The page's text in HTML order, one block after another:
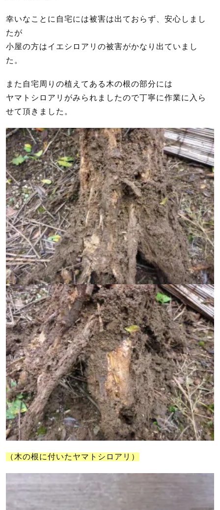
幸いなことに自宅には被害は出ておらず、安心しまし
たが
小屋の方はイエシロアリの被害がかなり出ていまし
た。
また自宅周りの植えてある木の根の部分には
ヤマトシロアリがみられましたので丁寧に作業に入ら
せて頂きました。
（木の根に付いたヤマトシロアリ）